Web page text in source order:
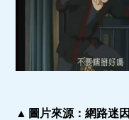
▲ 圖片來源：網路迷因